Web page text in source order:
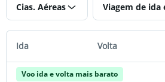
Cias. Aéreas Viagem de ida
Ida Volta
Voo ida e volta mais barato